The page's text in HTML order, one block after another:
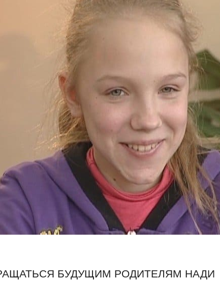
БУДУЩИМ РОДИТЕЛЯМ НАДИ